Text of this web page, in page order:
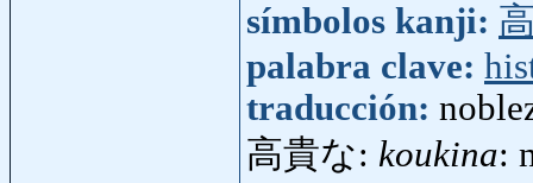
símbolos kanji:
palabra clave:
traducción:
高貴な: koukina: